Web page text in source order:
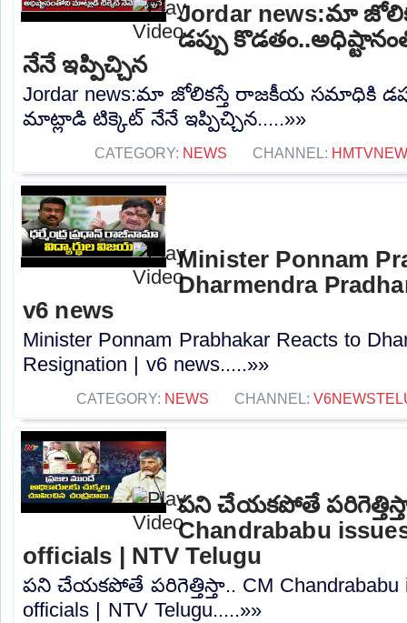
Jordar news:మా
డప్పు
నేనే ఇప్పిచ్చిన
Jordar news:మా జోలికస్తే రాజకీయ సమాధికి
మాట్లాడి టిక్కెట్ నేనే ఇప్పిచ్చిన.....»»
CATEGORY: NEWS CHANNEL:
Minister Ponnam
Dharmendra
v6 news
Minister Ponnam Prabhakar Reacts to
Resignation | v6 news.....»»
CATEGORY: NEWS CHANNEL:
పని చేయకపోతే
Chandrababu
officials | NTV Telugu
పని చేయకపోతే పరిగెత్తిస్తా.. CM Chandrababu
officials | NTV Telugu.....»»